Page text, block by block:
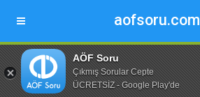
aofsoru.com
AÖF Soru
Çıkmış Sorular Cepte
ÜCRETSİZ - Google Play'de